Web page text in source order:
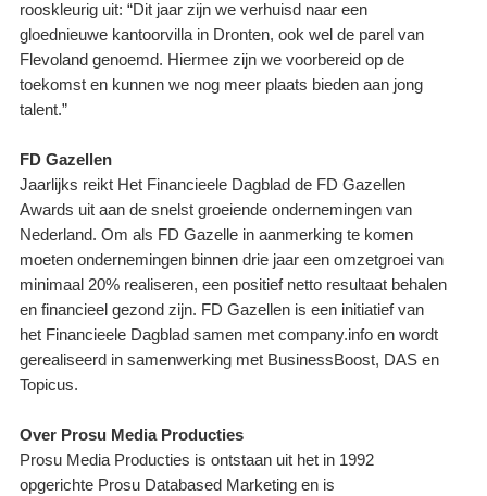
rooskleurig uit: “Dit jaar zijn we verhuisd naar een
gloednieuwe kantoorvilla in Dronten, ook wel de parel van
Flevoland genoemd. Hiermee zijn we voorbereid op de
toekomst en kunnen we nog meer plaats bieden aan jong
talent.”
FD Gazellen
Jaarlijks reikt Het Financieele Dagblad de FD Gazellen
Awards uit aan de snelst groeiende ondernemingen van
Nederland. Om als FD Gazelle in aanmerking te komen
moeten ondernemingen binnen drie jaar een omzetgroei van
minimaal 20% realiseren, een positief netto resultaat behalen
en financieel gezond zijn. FD Gazellen is een initiatief van
het Financieele Dagblad samen met company.info en wordt
gerealiseerd in samenwerking met BusinessBoost, DAS en
Topicus.
Over Prosu Media Producties
Prosu Media Producties is ontstaan uit het in 1992
opgerichte Prosu Databased Marketing en is